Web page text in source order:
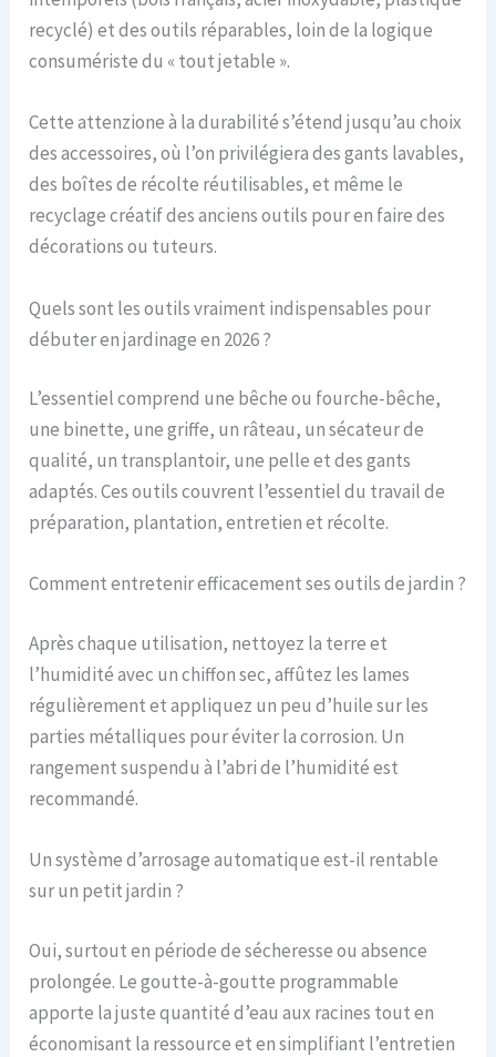
recyclé) et des outils réparables, loin de la logique
consumériste du « tout jetable ».
Cette attenzione à la durabilité s’étend jusqu’au choix
des accessoires, où l’on privilégiera des gants lavables,
des boîtes de récolte réutilisables, et même le
recyclage créatif des anciens outils pour en faire des
décorations ou tuteurs.
Quels sont les outils vraiment indispensables pour
débuter en jardinage en 2026 ?
L’essentiel comprend une bêche ou fourche-bêche,
une binette, une griffe, un râteau, un sécateur de
qualité, un transplantoir, une pelle et des gants
adaptés. Ces outils couvrent l’essentiel du travail de
préparation, plantation, entretien et récolte.
Comment entretenir efficacement ses outils de jardin ?
Après chaque utilisation, nettoyez la terre et
l’humidité avec un chiffon sec, affûtez les lames
régulièrement et appliquez un peu d’huile sur les
parties métalliques pour éviter la corrosion. Un
rangement suspendu à l’abri de l’humidité est
recommandé.
Un système d’arrosage automatique est-il rentable
sur un petit jardin ?
Oui, surtout en période de sécheresse ou absence
prolongée. Le goutte-à-goutte programmable
apporte la juste quantité d’eau aux racines tout en
économisant la ressource et en simplifiant l’entretien